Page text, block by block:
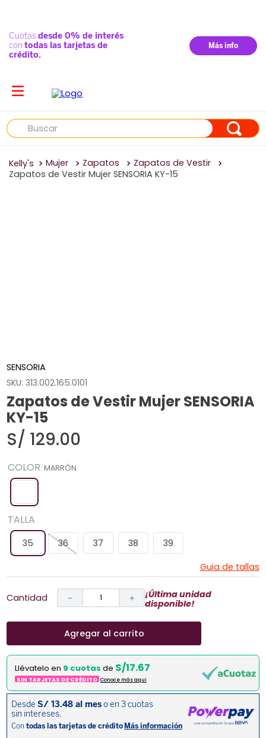
Buscar
Mujer Zapatos
Zapatos de Vestir
Zapatos de Vestir Mujer SENSORIA KY-15
SENSORIA
SKU:313.002.165.0101
Zapatos de Vestir Mujer SENSORIA
KY-15
S/ 129.00
COLOR: MARRÓN
TALLA
35 36 37 38
39
Guia de tallas
Cantidad ＋
－
¡Última unidad
disponible!
Agregar al carrito
Llévatelo en 9 cuotas de S/17.67
SIN TARJETAS DE CRÉDITO Conoce más aqui